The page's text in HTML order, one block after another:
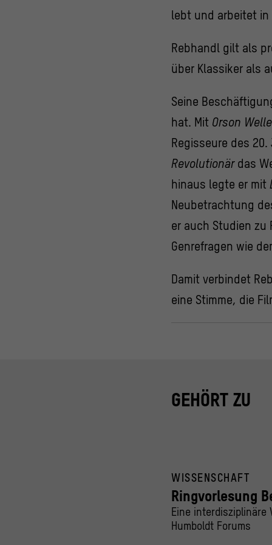
lebt und arbeitet in
Rebhandl gilt als
über Klassiker als
Seine
hat. Mit Orson
Regisseure des
Revolutionärdas
hinaus legte er mit
Neubetrachtung
er auch Studien zu
Genrefragen wie
Damit verbindet
eine Stimme, die
GEHÖRT ZU
WISSENSCHAFT
Ringvorlesung
Eine interdisziplinäre
Humboldt Forums